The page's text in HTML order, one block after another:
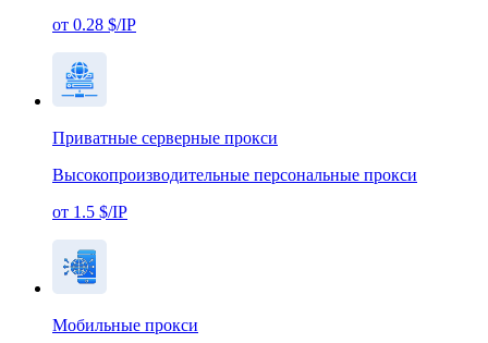
от 0.28 $/IP
Приватные серверные прокси
Высокопроизводительные персональные прокси
от 1.5 $/IP
Мобильные прокси